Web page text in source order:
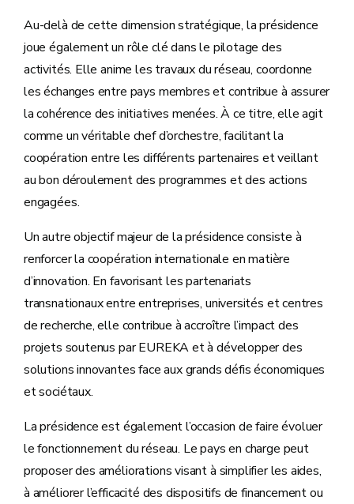
Au-delà de cette dimension stratégique, la présidence
joue également un rôle clé dans le pilotage des
activités. Elle anime les travaux du réseau, coordonne
les échanges entre pays membres et contribue à assurer
la cohérence des initiatives menées. À ce titre, elle agit
comme un véritable chef d’orchestre, facilitant la
coopération entre les différents partenaires et veillant
au bon déroulement des programmes et des actions
engagées.
Un autre objectif majeur de la présidence consiste à
renforcer la coopération internationale en matière
d’innovation. En favorisant les partenariats
transnationaux entre entreprises, universités et centres
de recherche, elle contribue à accroître l’impact des
projets soutenus par EUREKA et à développer des
solutions innovantes face aux grands défis économiques
et sociétaux.
La présidence est également l’occasion de faire évoluer
le fonctionnement du réseau. Le pays en charge peut
proposer des améliorations visant à simplifier les aides,
à améliorer l’efficacité des dispositifs de financement ou